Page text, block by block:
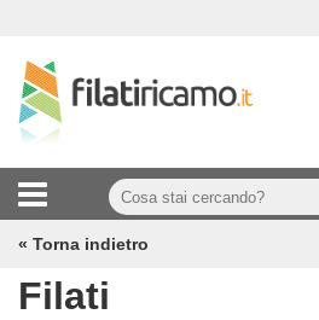
« Torna indietro
Filati